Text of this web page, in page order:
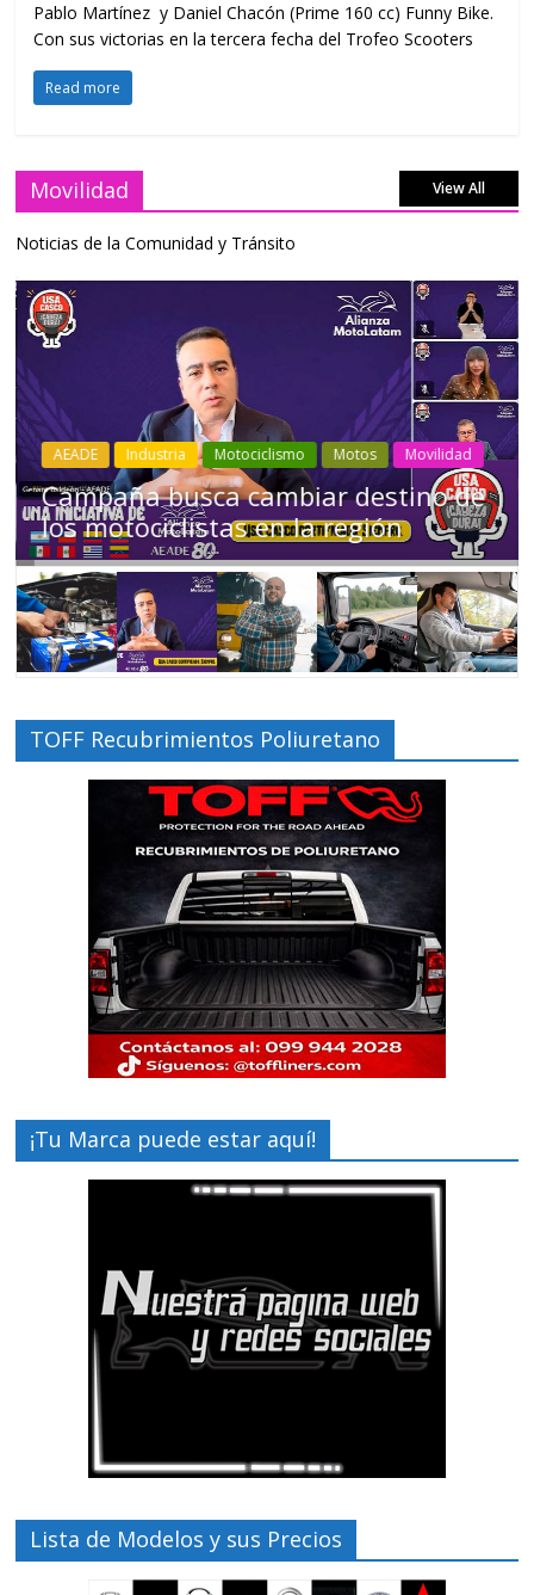
Pablo Martínez y Daniel Chacón (Prime 160 cc) Funny Bike.
Con sus victorias en la tercera fecha del Trofeo Scooters
Read more
Movilidad View All
Noticias de la Comunidad y Tránsito
Industria Movilidad Transporte Varios
Choferes profesionales mantienen a
Ecuador en movimiento
TOFF Recubrimientos Poliuretano
¡Tu Marca puede estar aquí!
Lista de Modelos y sus Precios